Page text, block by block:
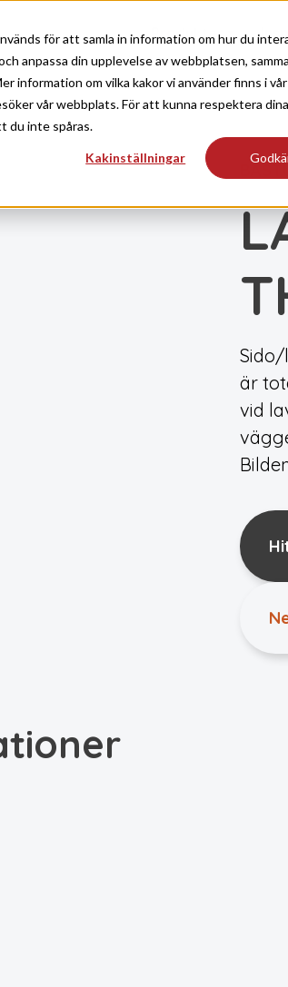
för att samla in information om hur du
anpassa din upplevelse av webbplatsen,
information om vilka kakor vi använder finns i
vår webbplats. För att kunna respektera
du inte spåras.
Kakinställningar
Produkter
är
vid